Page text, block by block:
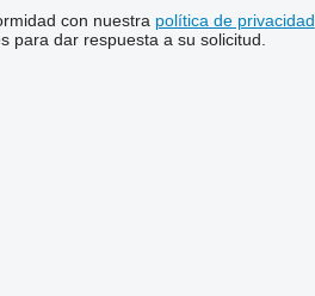
con nuestra política de privacidad
para dar respuesta a su solicitud.